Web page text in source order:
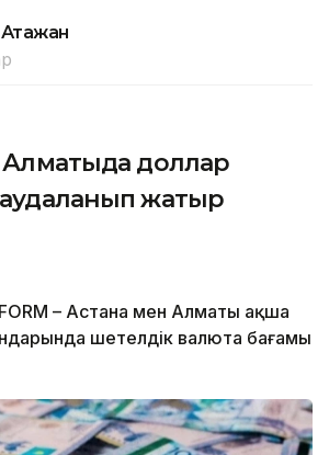
доллар
жатыр
– Астана мен Алматы ақша
шетелдік валюта бағамы